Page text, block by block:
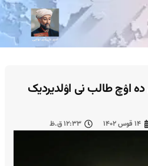
اۉچ طالب نی اۉلدیردیک
۱۴ قوس ۱۴۰۲ ۱۲:۳۳ ق.ظ